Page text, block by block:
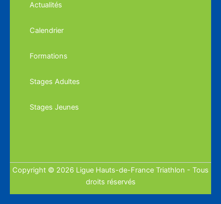
Actualités
Calendrier
Formations
Stages Adultes
Stages Jeunes
Copyright © 2026 Ligue Hauts-de-France Triathlon - Tous
droits réservés